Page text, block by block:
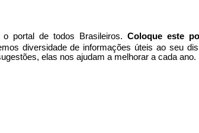
portal de todos Brasileiros. Coloque este
diversidade de informações úteis ao seu
elas nos ajudam a melhorar a cada ano.